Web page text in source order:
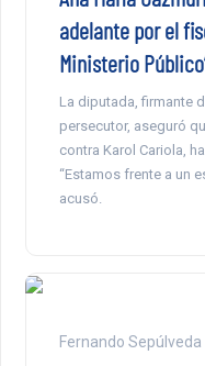
adelante por el
Ministerio
La diputada, firmante
persecutor, aseguró
contra Karol Cariola,
“Estamos frente a un
acusó.
Fernando Sepúlveda